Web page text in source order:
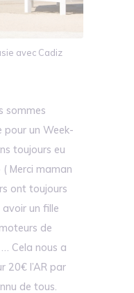
avec Cadiz
sommes
pour un Week-
toujours eu
( Merci maman
ont toujours
avoir un fille
de
Cela nous a
20€ l’AR par
de tous.